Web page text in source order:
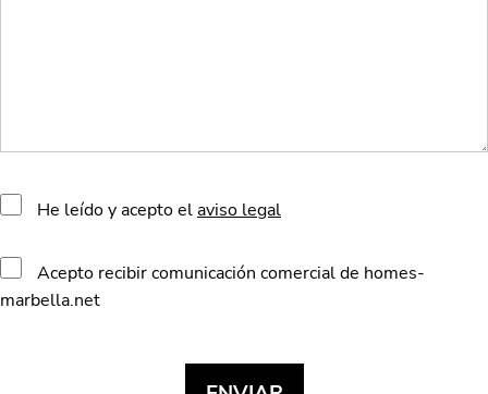
He leído y acepto elaviso legal
Acepto recibir comunicación comercial de homes-
marbella.net